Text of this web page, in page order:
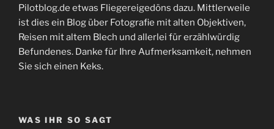
Pilotblog.de etwas Fliegereigedöns dazu. Mittlerweile
ist dies ein Blog über Fotografie mit alten Objektiven,
Reisen mit altem Blech und allerlei für erzählwürdig
Befundenes. Danke für Ihre Aufmerksamkeit, nehmen
Sie sich einen Keks.
WAS IHR SO SAGT